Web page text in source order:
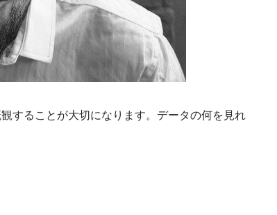
することが大切になります。データの何を見れ